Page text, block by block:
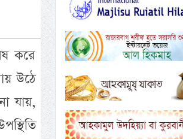
করে
উঠে
যায়,